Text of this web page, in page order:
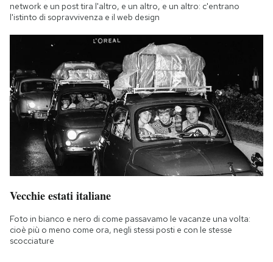
network e un post tira l'altro, e un altro, e un altro: c'entrano
l'istinto di sopravvivenza e il web design
Vecchie estati italiane
Foto in bianco e nero di come passavamo le vacanze una volta:
cioè più o meno come ora, negli stessi posti e con le stesse
scocciature